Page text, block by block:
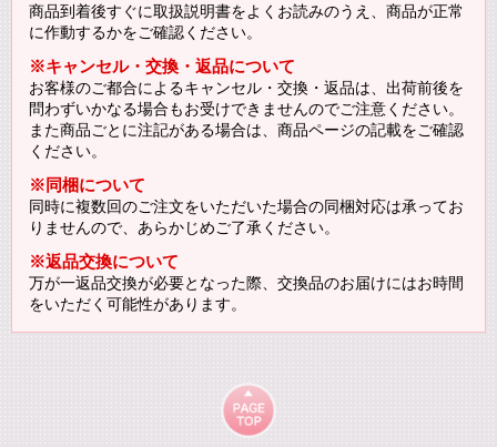
商品到着後すぐに取扱説明書をよくお読みのうえ、商品が正常
に作動するかをご確認ください。
※キャンセル・交換・返品について
お客様のご都合によるキャンセル・交換・返品は、出荷前後を
問わずいかなる場合もお受けできませんのでご注意ください。
また商品ごとに注記がある場合は、商品ページの記載をご確認
ください。
※同梱について
同時に複数回のご注文をいただいた場合の同梱対応は承ってお
りませんので、あらかじめご了承ください。
※返品交換について
万が一返品交換が必要となった際、交換品のお届けにはお時間
をいただく可能性があります。